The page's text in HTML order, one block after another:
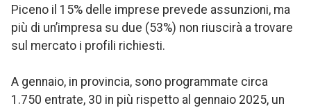
Piceno il 15% delle imprese prevede assunzioni, ma
più di un’impresa su due (53%) non riuscirà a trovare
sul mercato i profili richiesti.
A gennaio, in provincia, sono programmate circa
1.750 entrate, 30 in più rispetto al gennaio 2025, un